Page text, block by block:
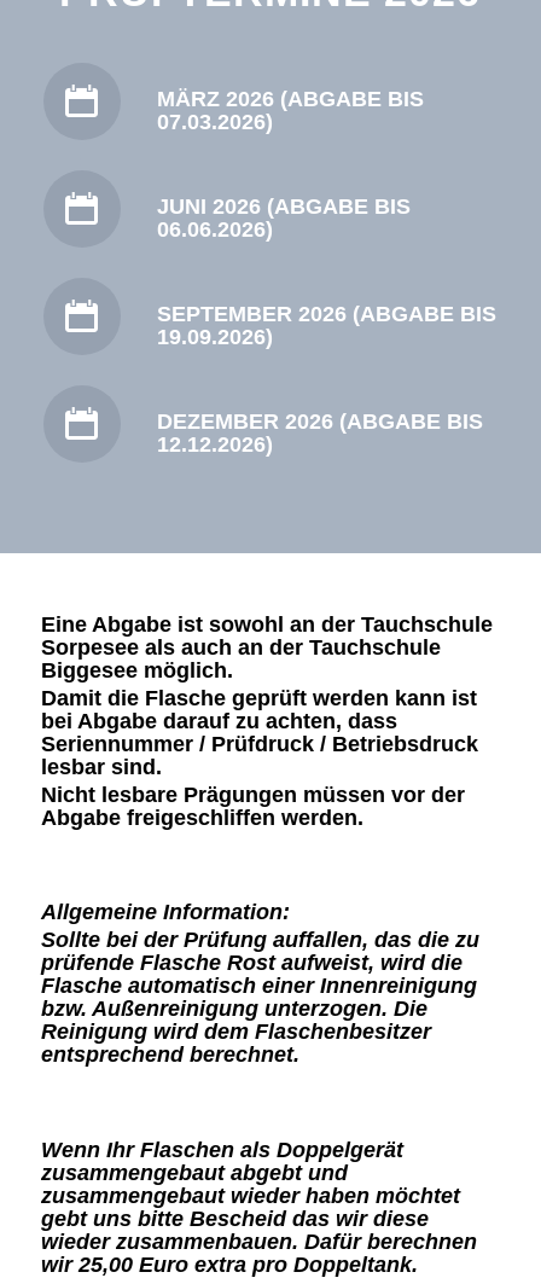
MÄRZ 2026 (ABGABE BIS
07.03.2026)
JUNI 2026 (ABGABE BIS
06.06.2026)
SEPTEMBER 2026 (ABGABE BIS
19.09.2026)
DEZEMBER 2026 (ABGABE BIS
12.12.2026)
Eine Abgabe ist sowohl an der Tauchschule
Sorpesee als auch an der Tauchschule
Biggesee möglich.
Damit die Flasche geprüft werden kann ist
bei Abgabe darauf zu achten, dass
Seriennummer / Prüfdruck / Betriebsdruck
lesbar sind.
Nicht lesbare Prägungen müssen vor der
Abgabe freigeschliffen werden.
Allgemeine Information:
Sollte bei der Prüfung auffallen, das die zu
prüfende Flasche Rost aufweist, wird die
Flasche automatisch einer Innenreinigung
bzw. Außenreinigung unterzogen. Die
Reinigung wird dem Flaschenbesitzer
entsprechend berechnet.
Wenn Ihr Flaschen als Doppelgerät
zusammengebaut abgebt und
zusammengebaut wieder haben möchtet
gebt uns bitte Bescheid das wir diese
wieder zusammenbauen. Dafür berechnen
wir 25,00 Euro extra pro Doppeltank.